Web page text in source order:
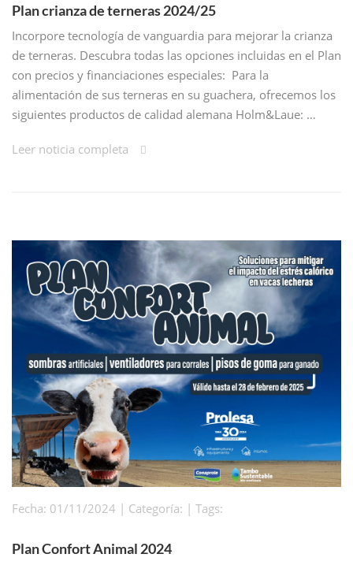
Plan crianza de terneras 2024/25
Incorpore tecnología de vanguardia para mejorar la crianza
de terneras. Descubra todas las opciones incluidas en el Plan
con precios y financiaciones especiales: Para la
alimentación de sus terneras en su guachera, ofrecemos los
siguientes productos de calidad alemana Holm&Laue: …
Leer noticia completa
Fecha: 01/11/2024 | Categoría: | Tags:
Plan Confort Animal 2024